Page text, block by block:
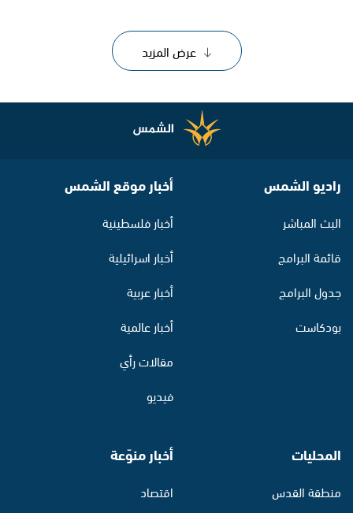
عرض المزيد
راديو الشمس
البث المباشر
قائمة البرامج
جدول البرامج
بودكاست
أخبار موقع الشمس
أخبار فلسطينية
أخبار اسرائيلية
أخبار عربية
أخبار عالمية
مقالات رأي
فيديو
المحليات
منطقة القدس
أخبار منوّعة
اقتصاد